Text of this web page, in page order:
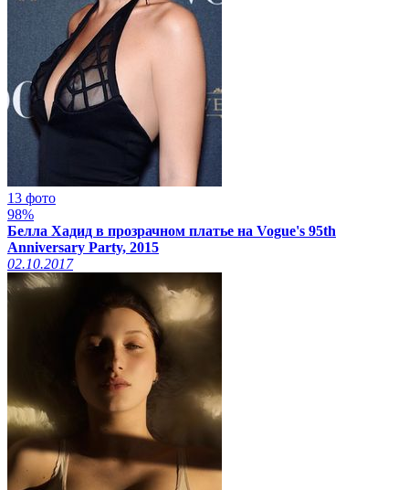
13 фото
98%
Белла Хадид в прозрачном платье на Vogue's 95th
Anniversary Party, 2015
02.10.2017